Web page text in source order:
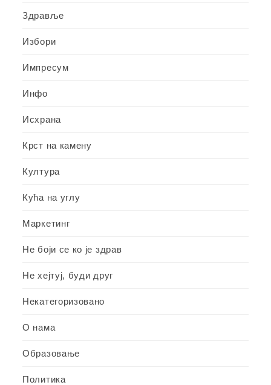
Здравље
Избори
Импресум
Инфо
Исхрана
Крст на камену
Култура
Кућа на углу
Маркетинг
Не боји се ко је здрав
Не хејтуј, буди друг
Некатегоризовано
О нама
Образовање
Политика